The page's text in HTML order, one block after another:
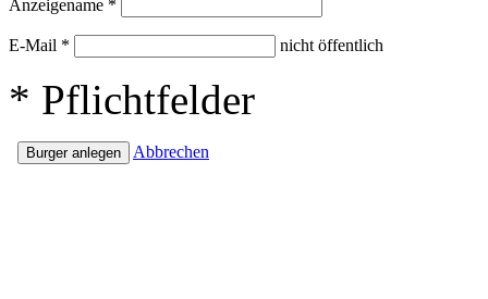
Anzeigename *
E-Mail * nicht öffentlich
* Pflichtfelder
Abbrechen